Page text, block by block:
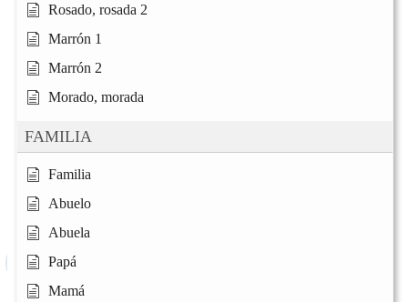
Rosado, rosada 2
Marrón 1
Marrón 2
Morado, morada
FAMILIA
Familia
Abuelo
Abuela
Papá
Mamá